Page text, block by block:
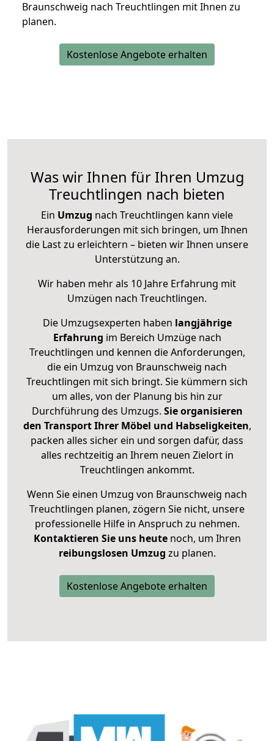
Braunschweig nach Treuchtlingen mit Ihnen zu
planen.
Kostenlose Angebote erhalten
Was wir Ihnen für Ihren Umzug
Treuchtlingen nach bieten
Ein Umzug nach Treuchtlingen kann viele
Herausforderungen mit sich bringen, um Ihnen
die Last zu erleichtern – bieten wir Ihnen unsere
Unterstützung an.
Wir haben mehr als 10 Jahre Erfahrung mit
Umzügen nach Treuchtlingen.
Die Umzugsexperten haben langjährige
Erfahrung im Bereich Umzüge nach
Treuchtlingen und kennen die Anforderungen,
die ein Umzug von Braunschweig nach
Treuchtlingen mit sich bringt. Sie kümmern sich
um alles, von der Planung bis hin zur
Durchführung des Umzugs. Sie organisieren
den Transport Ihrer Möbel und Habseligkeiten,
packen alles sicher ein und sorgen dafür, dass
alles rechtzeitig an Ihrem neuen Zielort in
Treuchtlingen ankommt.
Wenn Sie einen Umzug von Braunschweig nach
Treuchtlingen planen, zögern Sie nicht, unsere
professionelle Hilfe in Anspruch zu nehmen.
Kontaktieren Sie uns heutenoch, um Ihren
reibungslosen Umzug zu planen.
Kostenlose Angebote erhalten